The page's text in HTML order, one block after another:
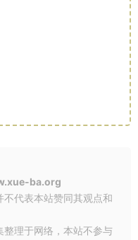
ba.org
代表本站赞同其观点和
理于网络，本站不参与